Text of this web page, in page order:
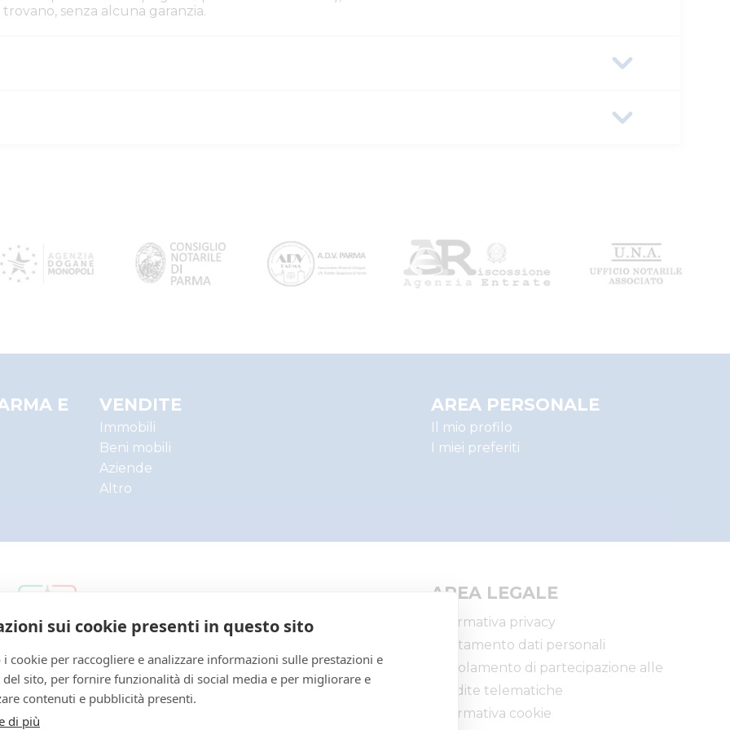
senza alcuna garanzia.
1011309
giudiziaria
MNTRRT85L16G337K
Di parma
Istituto vendite giudiziarie
E
VENDITE
Immobili
Beni mobili
Aziende
Altro
AREA PERSONALE
Il mio profilo
I miei preferiti
- PR
AREA LEGALE
Informativa privacy
Trattamento dati personali
Regolamento di partecipazione alle
vendite telematiche
Informativa cookie
sui cookie presenti in questo sito
cookie per raccogliere e analizzare informazioni sulle prestazioni e
sito, per fornire funzionalità di social media e per migliorare e
contenuti e pubblicità presenti.
di più